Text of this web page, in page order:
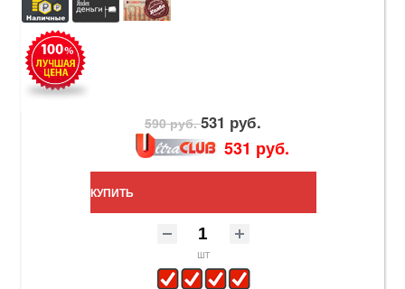
590 руб.531 руб.
531 руб.
КУПИТЬ
шт